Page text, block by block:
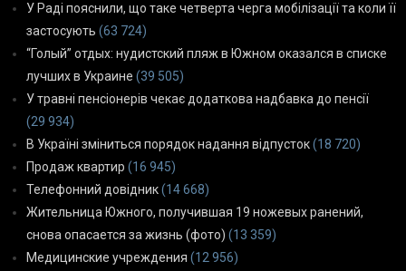
У Раді пояснили, що таке четверта черга мобілізації та коли її
застосують (63 724)
“Голый” отдых: нудистский пляж в Южном оказался в списке
лучших в Украине (39 505)
У травні пенсіонерів чекає додаткова надбавка до пенсії
(29 934)
В Україні зміниться порядок надання відпусток(18 720)
Продаж квартир (16 945)
Телефонний довідник(14 668)
Жительница Южного, получившая 19 ножевых ранений,
снова опасается за жизнь (фото) (13 359)
Медицинские учреждения (12 956)